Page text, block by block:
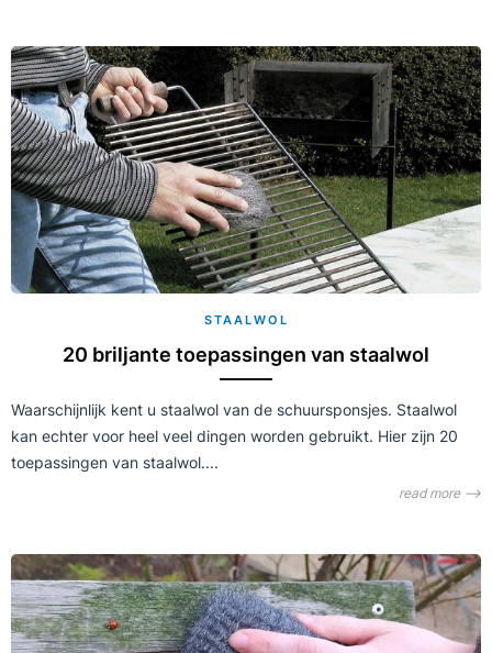
STAALWOL
20 briljante toepassingen van staalwol
Waarschijnlijk kent u staalwol van de schuursponsjes. Staalwol
kan echter voor heel veel dingen worden gebruikt. Hier zijn 20
toepassingen van staalwol....
read more ⟶